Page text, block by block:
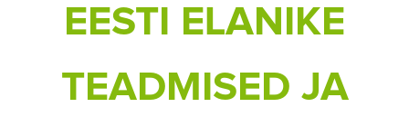
EESTI ELANIKE
TEADMISED JA